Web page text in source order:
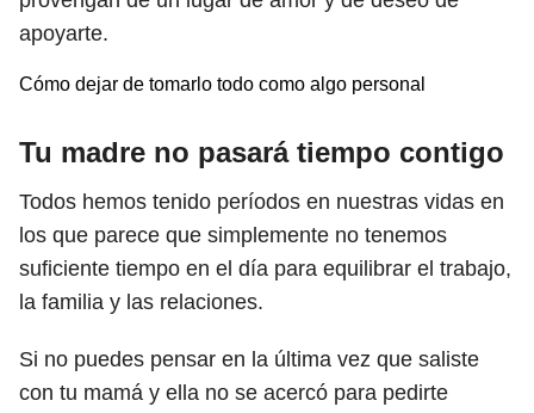
apoyarte.
Cómo dejar de tomarlo todo como algo personal
Tu madre no pasará tiempo contigo
Todos hemos tenido períodos en nuestras vidas en
los que parece que simplemente no tenemos
suficiente tiempo en el día para equilibrar el trabajo,
la familia y las relaciones.
Si no puedes pensar en la última vez que saliste
con tu mamá y ella no se acercó para pedirte